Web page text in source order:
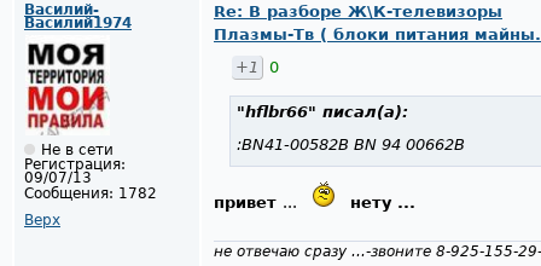
Василий-
Василий1974
Не в сети
Регистрация:
09/07/13
Сообщения: 1782
Верх
Re: В разборе Ж\К-телевизоры
Плазмы-Тв ( блоки питания
+1
0
"hflbr66" писал(а):
:BN41-00582B BN 94 00662B
привeт ... нeту ...
не отвечаю сразу ...-звоните 8-925-155-